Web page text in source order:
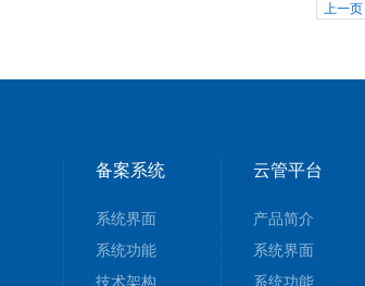
上一页
备案系统
系统界面
系统功能
技术架构
云管平台
产品简介
系统界面
系统功能